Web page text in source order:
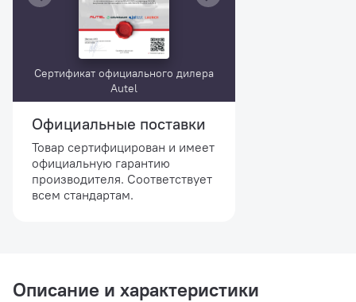
Сертификат официального дилера
Autel
Официальные поставки
Товар сертифицирован и имеет
официальную гарантию
производителя. Соответствует
всем стандартам.
Описание и характеристики